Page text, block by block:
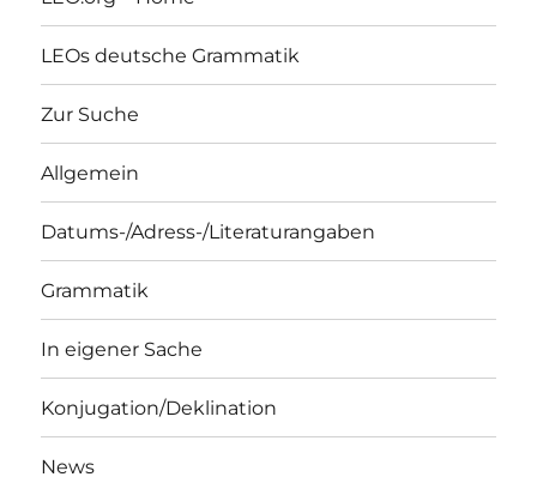
LEOs deutsche Grammatik
Zur Suche
Allgemein
Datums-/Adress-/Literaturangaben
Grammatik
In eigener Sache
Konjugation/Deklination
News